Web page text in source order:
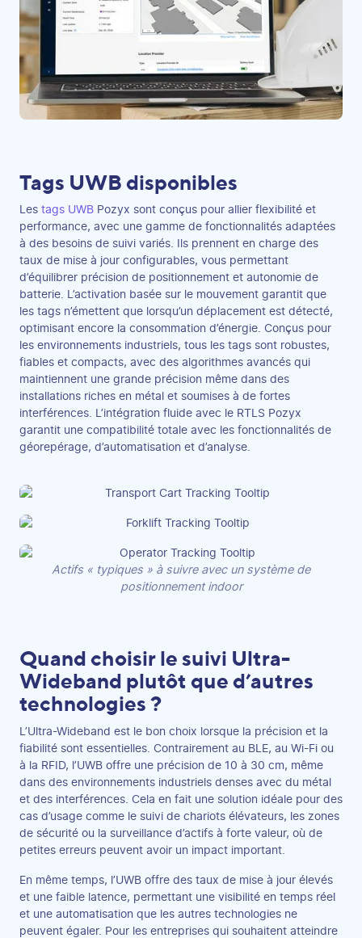
Tags UWB disponibles
Les tags UWB Pozyx sont conçus pour allier flexibilité et
performance, avec une gamme de fonctionnalités adaptées
à des besoins de suivi variés. Ils prennent en charge des
taux de mise à jour configurables, vous permettant
d’équilibrer précision de positionnement et autonomie de
batterie. L’activation basée sur le mouvement garantit que
les tags n’émettent que lorsqu’un déplacement est détecté,
optimisant encore la consommation d’énergie. Conçus pour
les environnements industriels, tous les tags sont robustes,
fiables et compacts, avec des algorithmes avancés qui
maintiennent une grande précision même dans des
installations riches en métal et soumises à de fortes
interférences. L’intégration fluide avec le RTLS Pozyx
garantit une compatibilité totale avec les fonctionnalités de
géorepérage, d’automatisation et d’analyse.
Actifs « typiques » à suivre avec un système de
positionnement indoor
Quand choisir le suivi Ultra-
Wideband plutôt que d’autres
technologies ?
L’Ultra-Wideband est le bon choix lorsque la précision et la
fiabilité sont essentielles. Contrairement au BLE, au Wi-Fi ou
à la RFID, l’UWB offre une précision de 10 à 30 cm, même
dans des environnements industriels denses avec du métal
et des interférences. Cela en fait une solution idéale pour des
cas d’usage comme le suivi de chariots élévateurs, les zones
de sécurité ou la surveillance d’actifs à forte valeur, où de
petites erreurs peuvent avoir un impact important.
En même temps, l’UWB offre des taux de mise à jour élevés
et une faible latence, permettant une visibilité en temps réel
et une automatisation que les autres technologies ne
peuvent égaler. Pour les entreprises qui souhaitent atteindre